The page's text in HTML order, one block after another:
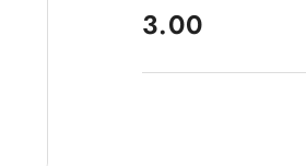
cena:
3.00